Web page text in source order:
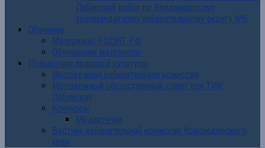
Лабинский район по Владимирскому
трехмандатному избирательному округу №6
Обучение
Материалы РЦОИТ РФ
Обучающие материалы
Повышение правовой культуры
Молодежная избирательная комиссия
Молодежный общественный совет при ТИК
Лабинская
Конкурсы
Медиаточка
Вестник избирательной комиссии Краснодарского
края